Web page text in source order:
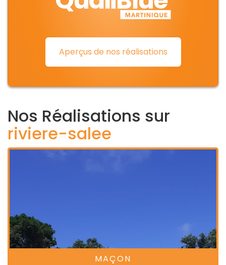
Aperçus de nos réalisations
Nos Réalisations sur
riviere-salee
MAÇON